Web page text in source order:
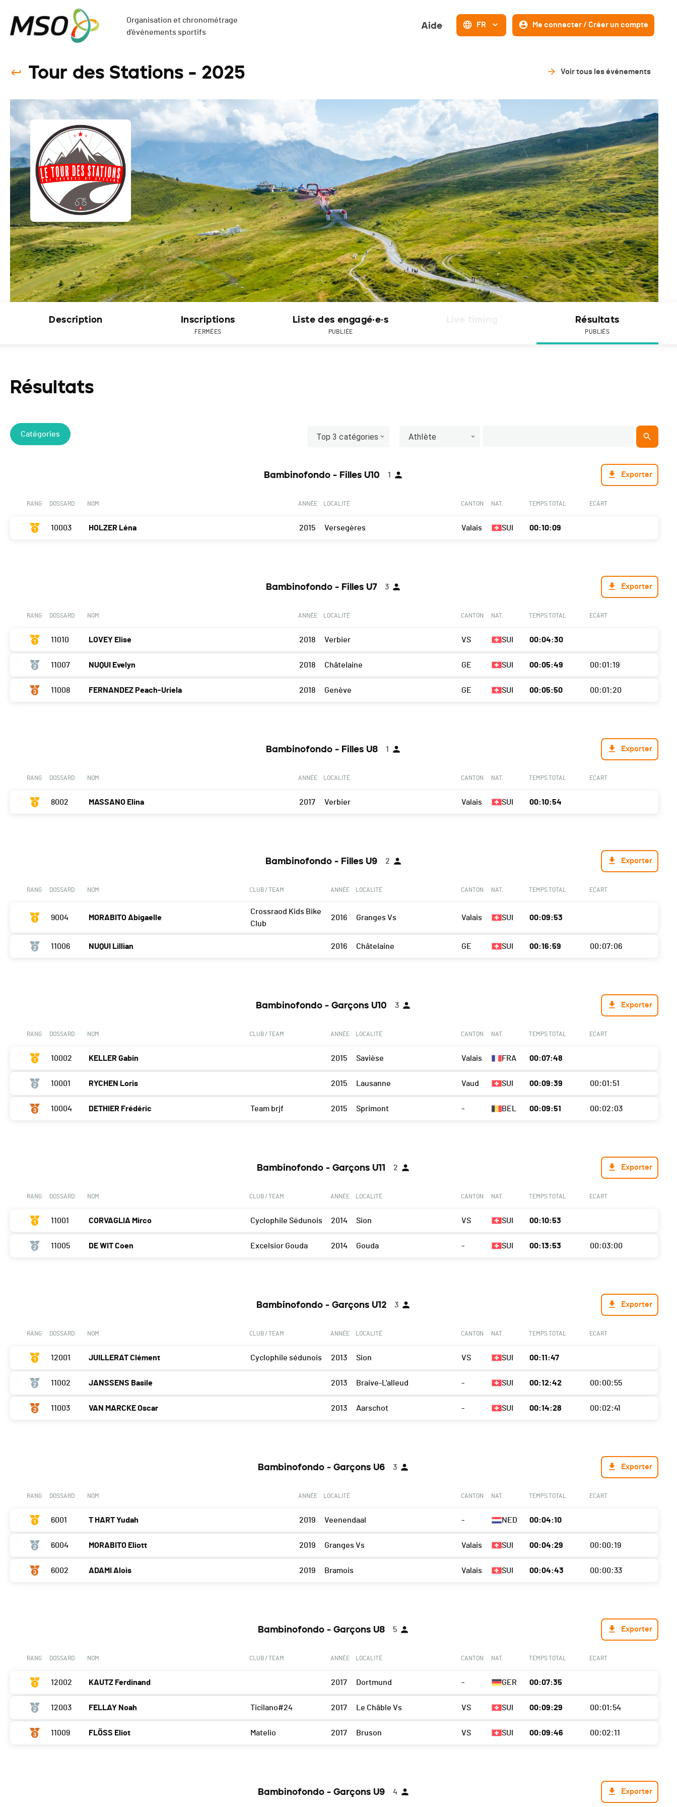
Organisation et chronométrage
d'événements sportifs
Aide FR Me connecter / Créer un compte
Tour des Stations - 2025 Voir tous les événements
Description Inscriptions
FERMÉES
Liste des engagé·e·s
PUBLIÉE
Résultats
PUBLIÉS
Résultats
Catégories Top 3 catégories Athlète
Bambinofondo - Filles U10 1 Exporter
RANG DOSSARD NOM ANNÉE LOCALITÉ CANTON NAT. TEMPS TOTAL ECART
10003 HOLZER Léna 2015 Versegères Valais SUI 00:10:09
Bambinofondo - Filles U7 3 Exporter
RANG DOSSARD NOM ANNÉE LOCALITÉ CANTON NAT. TEMPS TOTAL ECART
11010 LOVEY Elise 2018 Verbier VS SUI 00:04:30
11007 NUQUI Evelyn 2018 Châtelaine GE SUI 00:05:49 00:01:19
11008 FERNANDEZ Peach-Uriela 2018 Genève GE SUI 00:05:50 00:01:20
Bambinofondo - Filles U8 1 Exporter
RANG DOSSARD NOM ANNÉE LOCALITÉ CANTON NAT. TEMPS TOTAL ECART
8002 MASSANO Elina 2017 Verbier Valais SUI 00:10:54
Bambinofondo - Filles U9 2 Exporter
RANG DOSSARD NOM CLUB / TEAM ANNÉE LOCALITÉ CANTON NAT. TEMPS TOTAL ECART
9004 MORABITO Abigaelle
Crossraod Kids Bike
Club
2016 Granges Vs Valais SUI 00:09:53
11006 NUQUI Lillian 2016 Châtelaine GE SUI 00:16:59 00:07:06
Bambinofondo - Garçons U10 3 Exporter
RANG DOSSARD NOM CLUB / TEAM ANNÉE LOCALITÉ CANTON NAT. TEMPS TOTAL ECART
10002 KELLER Gabin 2015 Savièse Valais FRA 00:07:48
10001 RYCHEN Loris 2015 Lausanne Vaud SUI 00:09:39 00:01:51
10004 DETHIER Frédéric Team brjf 2015 Sprimont - BEL 00:09:51 00:02:03
Bambinofondo - Garçons U11 2 Exporter
RANG DOSSARD NOM CLUB / TEAM ANNÉE LOCALITÉ CANTON NAT. TEMPS TOTAL ECART
11001 CORVAGLIA Mirco Cyclophile Sédunois 2014 Sion VS SUI 00:10:53
11005 DE WIT Coen Excelsior Gouda 2014 Gouda - SUI 00:13:53 00:03:00
Bambinofondo - Garçons U12 3 Exporter
RANG DOSSARD NOM CLUB / TEAM ANNÉE LOCALITÉ CANTON NAT. TEMPS TOTAL ECART
12001 JUILLERAT Clément Cyclophile sédunois 2013 Sion VS SUI 00:11:47
11002 JANSSENS Basile 2013 Braive-L'alleud - SUI 00:12:42 00:00:55
11003 VAN MARCKE Oscar 2013 Aarschot - SUI 00:14:28 00:02:41
Bambinofondo - Garçons U6 3 Exporter
RANG DOSSARD NOM ANNÉE LOCALITÉ CANTON NAT. TEMPS TOTAL ECART
6001 T HART Yudah 2019 Veenendaal - NED 00:04:10
6004 MORABITO Eliott 2019 Granges Vs Valais SUI 00:04:29 00:00:19
6002 ADAMI Alois 2019 Bramois Valais SUI 00:04:43 00:00:33
Bambinofondo - Garçons U8 5 Exporter
RANG DOSSARD NOM CLUB / TEAM ANNÉE LOCALITÉ CANTON NAT. TEMPS TOTAL ECART
12002 KAUTZ Ferdinand 2017 Dortmund - GER 00:07:35
12003 FELLAY Noah Ticilano#24 2017 Le Châble Vs VS SUI 00:09:29 00:01:54
11009 FLÖSS Eliot Matelio 2017 Bruson VS SUI 00:09:46 00:02:11
Bambinofondo - Garçons U9 4 Exporter